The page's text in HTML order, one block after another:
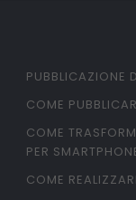
PUBBLICAZIONE
COME
COME
PER
COME